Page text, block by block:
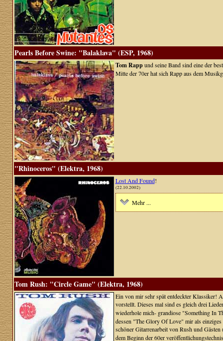
Pearls Before Swine: "Balaklava" (ESP, 1968)
Tom Rappund seine Band sind eine der
Mitte der 70er hat sich Rapp aus dem
"Rhinoceros" (Elektra, 1968)
Lost And Found!
(22.10.2002)
Mehr ...
Tom Rush: "Circle Game" (Elektra, 1968)
Ein von mir sehr spät entdeckter Klassiker!
vorstellt. Dieses mal sind es gleich drei
wiederhole mich- grandiose "Something In
dessen "The Glory Of Love" mir als
schöner Gitarrenarbeit von Rush und
dem Beginn der 60er